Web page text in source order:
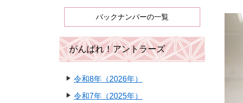
バックナンバーの一覧
がんばれ！アントラーズ
令和8年（2026年）
令和7年（2025年）